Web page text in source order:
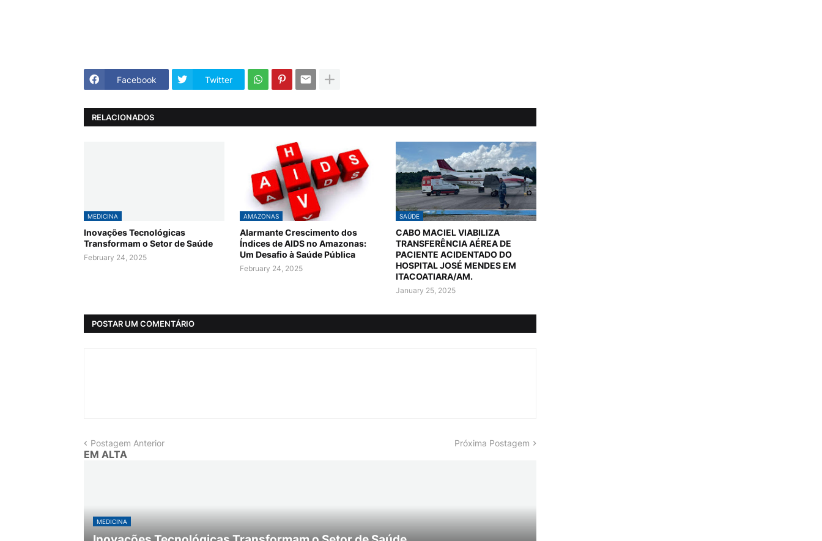
Facebook Twitter
RELACIONADOS
MEDICINA
Inovações Tecnológicas
Transformam o Setor de Saúde
February 24, 2025
AMAZONAS
Alarmante Crescimento dos
Índices de AIDS no Amazonas:
Um Desafio à Saúde Pública
February 24, 2025
SAÚDE
CABO MACIEL VIABILIZA
TRANSFERÊNCIA AÉREA DE
PACIENTE ACIDENTADO DO
HOSPITAL JOSÉ MENDES EM
ITACOATIARA/AM.
January 25, 2025
POSTAR UM COMENTÁRIO
Postagem Anterior Próxima Postagem
EM ALTA
MEDICINA